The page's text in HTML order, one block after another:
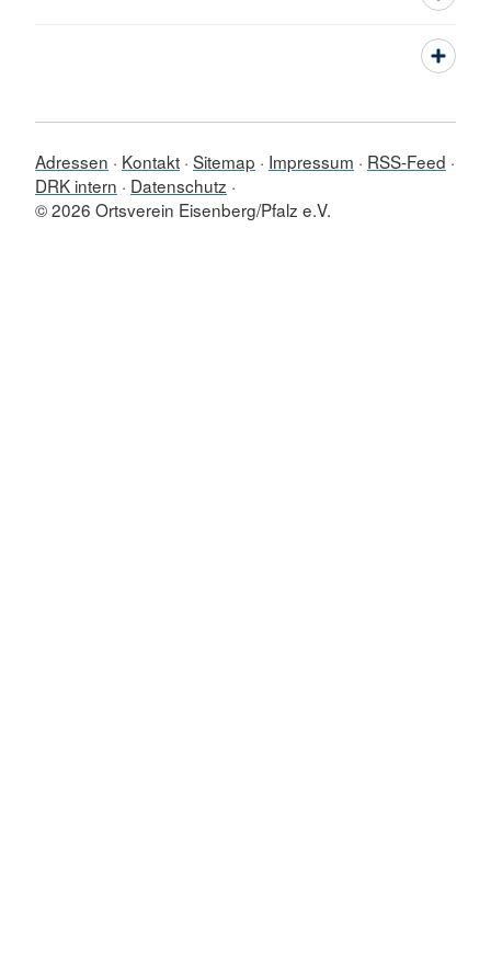
Adressen Kontakt Sitemap Impressum
RSS-Feed
DRK intern
Datenschutz
© 2026 Ortsverein Eisenberg/Pfalz e.V.